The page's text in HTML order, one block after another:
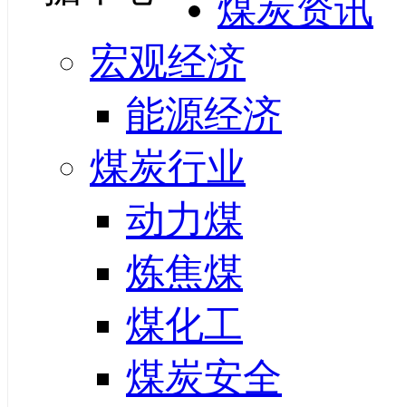
煤炭资讯
宏观经济
能源经济
煤炭行业
动力煤
炼焦煤
煤化工
煤炭安全